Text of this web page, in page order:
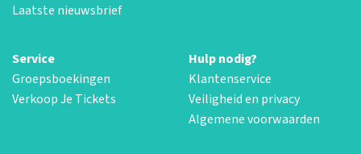
Laatste nieuwsbrief
Service
Groepsboekingen
Verkoop Je Tickets
Hulp nodig?
Klantenservice
Veiligheid en privacy
Algemene voorwaarden